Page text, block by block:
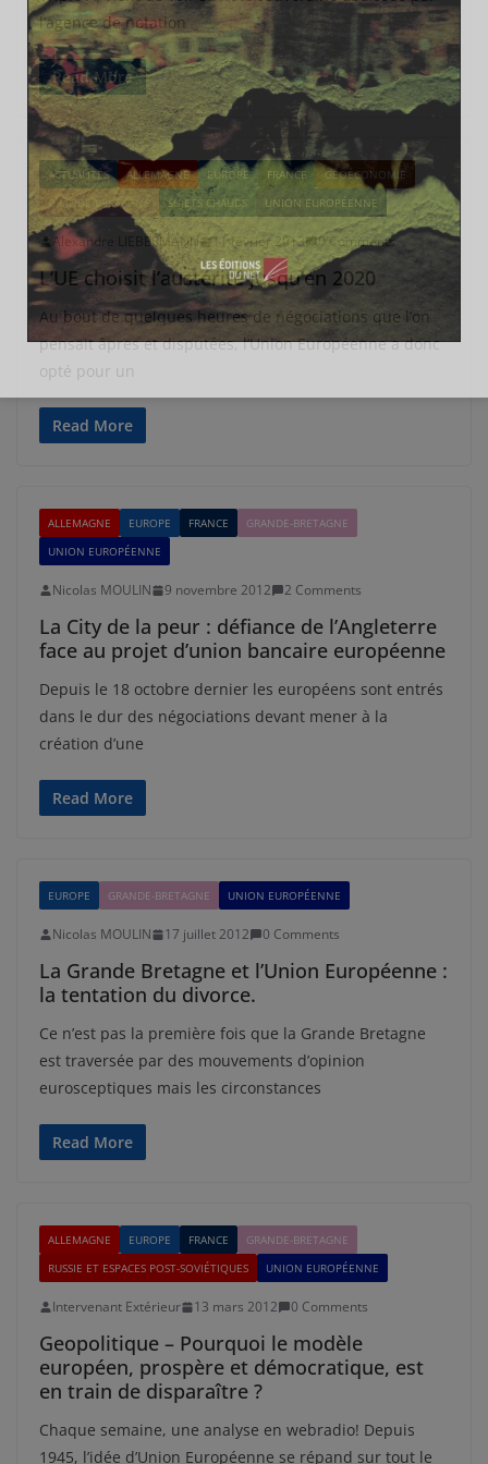
l’agence de notation
Read More
ACTUALITÉS ALLEMAGNE EUROPE FRANCE
GÉOÉCONOMIE
GRANDE-BRETAGNE
SUJETS CHAUDS UNION EUROPÉENNE
Alexandre LIEBERMANN 11 février 2013 0 Comments
L’UE choisit l’austérité jusqu’en 2020
Au bout de quelques heures de négociations que l’on
pensait âpres et disputées, l’Union Européenne a donc
opté pour un
Read More
ALLEMAGNE EUROPE FRANCE
GRANDE-BRETAGNE
UNION EUROPÉENNE
Nicolas MOULIN 9 novembre 2012 2 Comments
La City de la peur : défiance de l’Angleterre
face au projet d’union bancaire européenne
Depuis le 18 octobre dernier les européens sont entrés
dans le dur des négociations devant mener à la
création d’une
Read More
EUROPE GRANDE-BRETAGNE UNION EUROPÉENNE
Nicolas MOULIN 17 juillet 2012 0 Comments
La Grande Bretagne et l’Union Européenne :
la tentation du divorce.
Ce n’est pas la première fois que la Grande Bretagne
est traversée par des mouvements d’opinion
eurosceptiques mais les circonstances
Read More
ALLEMAGNE EUROPE FRANCE
GRANDE-BRETAGNE
RUSSIE ET ESPACES POST-SOVIÉTIQUES
UNION EUROPÉENNE
Intervenant Extérieur 13 mars 2012 0 Comments
Geopolitique – Pourquoi le modèle
européen, prospère et démocratique, est
en train de disparaître ?
Chaque semaine, une analyse en webradio! Depuis
1945, l’idée d’Union Européenne se répand sur tout le